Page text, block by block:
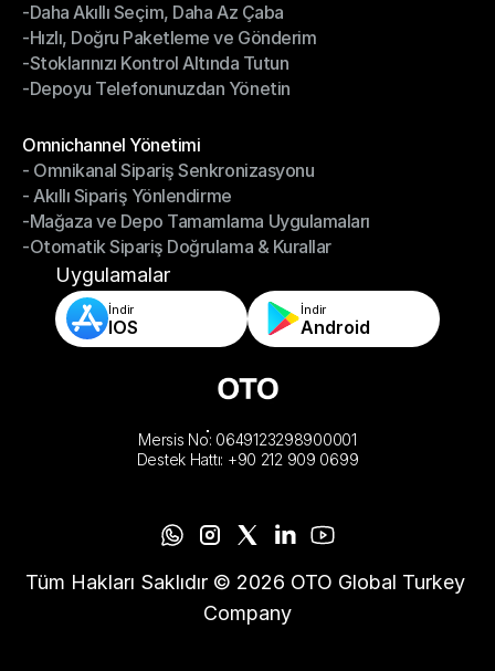
Depo Yönetimi
-Daha Akıllı Seçim, Daha Az Çaba
-Daha Akıllı Seçim, Daha Az Çaba
-Hızlı, Doğru Paketleme ve Gönderim
-Hızlı, Doğru Paketleme ve Gönderim
-Stoklarınızı Kontrol Altında Tutun
-Stoklarınızı Kontrol Altında Tutun
-Depoyu Telefonunuzdan Yönetin
Omnichannel Yönetimi
Omnichannel Yönetimi
- Omnikanal Sipariş Senkronizasyonu
- Omnikanal Sipariş Senkronizasyonu
- Akıllı Sipariş Yönlendirme
- Akıllı Sipariş Yönlendirme
-Mağaza ve Depo Tamamlama Uygulamaları
-Mağaza ve Depo Tamamlama Uygulamaları
-Otomatik Sipariş Doğrulama & Kurallar
-Otomatik Sipariş Doğrulama & Kurallar
Uygulamalar
İndir
IOS
İndir
Android
Mersis No: 0649123298900001
Destek Hattı: +90 212 909 0699
Tüm Hakları Saklıdır © 2026 OTO Global Turkey
Company